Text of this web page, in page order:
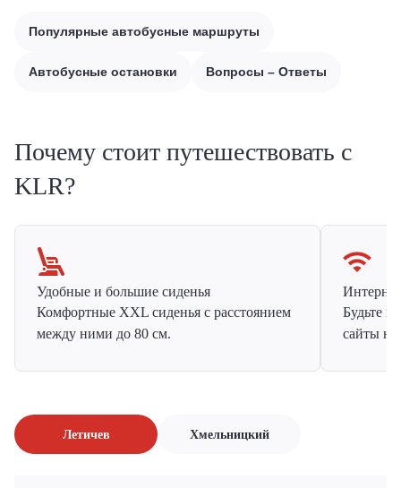
Популярные автобусные маршруты
Автобусные остановки Вопросы – Ответы
Почему стоит путешествовать с
KLR?
Удобные и большие сиденья
Комфортные XXL сиденья с расстоянием
между ними до 80 см.
Будьте
сайты на
Летичeв Хмельницкий